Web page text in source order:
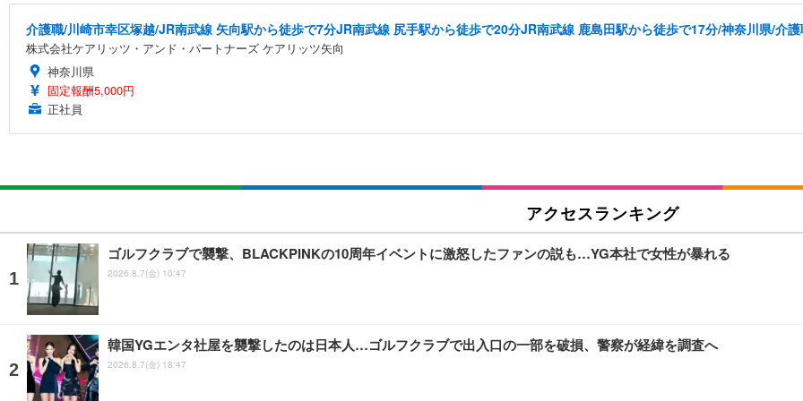
介護職/川崎市幸区塚越/JR南武線 矢向駅から徒歩で7分JR南武線 尻手駅から徒歩で20分JR南武線 鹿島田駅から徒歩で17分/神奈川県/介
株式会社ケアリッツ・アンド・パートナーズ ケアリッツ矢向
神奈川県
固定報酬5,000円
正社員
アクセスランキング
ゴルフクラブで襲撃、BLACKPINKの10周年イベントに激怒したファンの説も…YG本社で女性が暴れる
2026.8.7(金) 10:47
韓国YGエンタ社屋を襲撃したのは日本人…ゴルフクラブで出入口の一部を破損、警察が経緯を調査へ
2026.8.7(金) 18:47